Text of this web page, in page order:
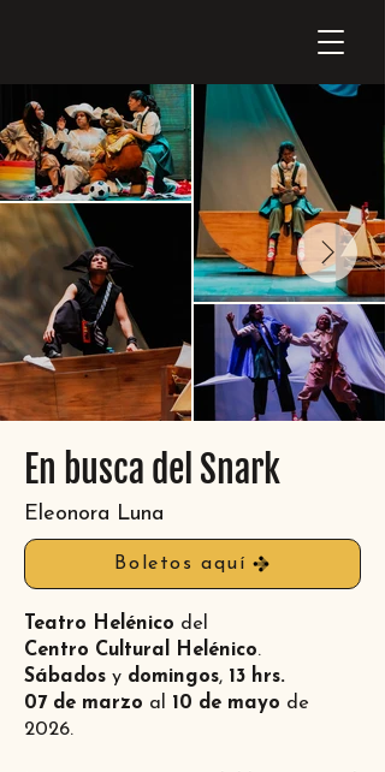
En busca del Snark
Eleonora Luna
Boletos aquí
Teatro Helénico del
Centro Cultural Helénico.
Sábados y domingos, 13 hrs.
07 de marzo al 10 de mayo de
2026.